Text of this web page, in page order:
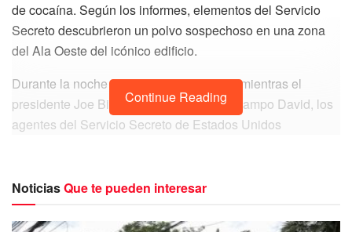
de cocaína. Según los informes, elementos del Servicio
Secreto descubrieron un polvo sospechoso en una zona
del Ala Oeste del icónico edificio.
Durante la noche del domingo 2 de julio, mientras el
presidente Joe Biden se encontraba en Campo David, los
agentes del Servicio Secreto de Estados Unidos
desalojada después de que se localizara la sustancia en
una zona cercana a las oficinas presidenciales.
Continue Reading
NoticiasQue te pueden interesar